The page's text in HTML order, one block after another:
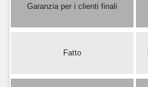
Garanzia per i clienti finali
Fatto